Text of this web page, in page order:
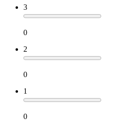
3
0
2
0
1
0